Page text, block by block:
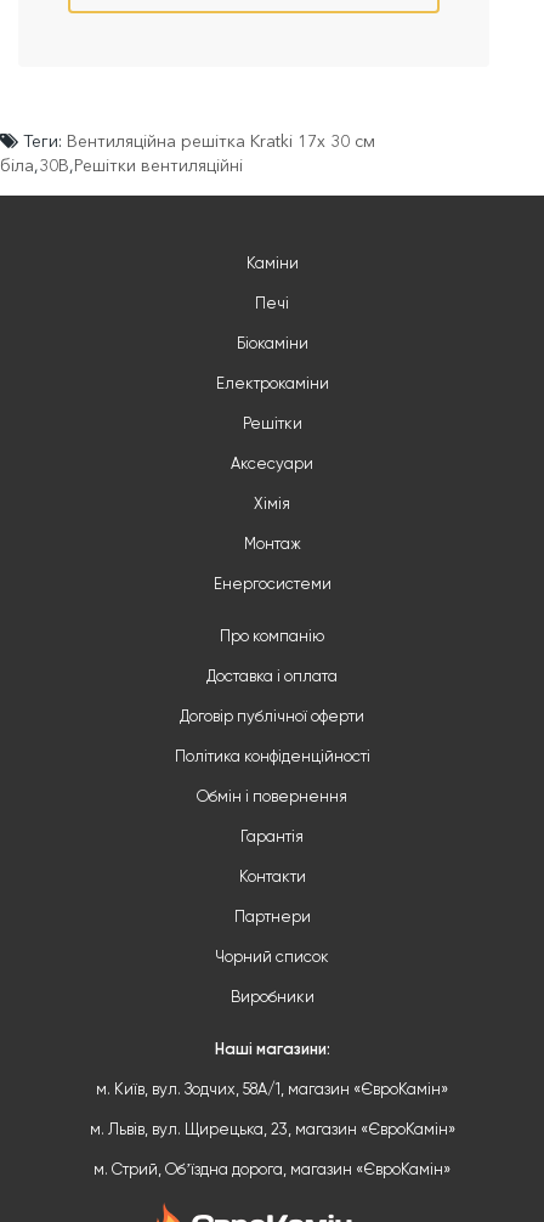
Теги: Вентиляційна решітка Kratki 17х 30 см
біла,30B,Решітки вентиляційні
Каміни
Печі
Біокаміни
Електрокаміни
Решітки
Аксесуари
Хімія
Монтаж
Енергосистеми
Про компанію
Доставка і оплата
Договір публічної оферти
Політика конфіденційності
Обмін і повернення
Гарантія
Контакти
Партнери
Чорний список
Виробники
Наші магазини:
м. Київ, вул. Зодчих, 58А/1, магазин «ЄвроКамін»
м. Львів, вул. Щирецька, 23, магазин «ЄвроКамін»
м. Стрий, Обʼїздна дорога, магазин «ЄвроКамін»